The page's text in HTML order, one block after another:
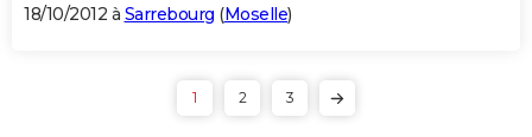
18/10/2012 à Sarrebourg (Moselle)
1 2 3